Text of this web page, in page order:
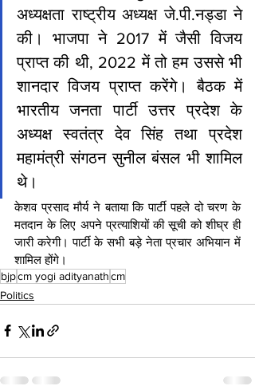
अध्यक्षता राष्ट्रीय अध्यक्ष जे.पी.नड्डा ने
की। भाजपा ने 2017 में जैसी विजय
प्राप्त की थी, 2022 में तो हम उससे भी
शानदार विजय प्राप्त करेंगे। बैठक में
भारतीय जनता पार्टी उत्तर प्रदेश के
अध्यक्ष स्वतंत्र देव सिंह तथा प्रदेश
महामंत्री संगठन सुनील बंसल भी शामिल
थे।
केशव प्रसाद मौर्य ने बताया कि पार्टी पहले दो चरण के
मतदान के लिए अपने प्रत्याशियों की सूची को शीघ्र ही
जारी करेगी। पार्टी के सभी बड़े नेता प्रचार अभियान में
शामिल होंगे।
bjpcm yogi adityanathcm
Politics